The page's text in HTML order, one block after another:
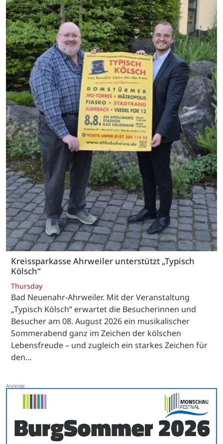
Kreissparkasse Ahrweiler unterstützt „Typisch
Kölsch“
Thursday
Bad Neuenahr-Ahrweiler. Mit der Veranstaltung
„Typisch Kölsch“ erwartet die Besucherinnen und
Besucher am 08. August 2026 ein musikalischer
Sommerabend ganz im Zeichen der kölschen
Lebensfreude – und zugleich ein starkes Zeichen für
den…